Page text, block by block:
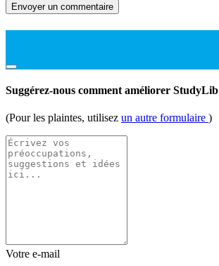
Envoyer un commentaire
Suggérez-nous comment améliorer StudyLib
(Pour les plaintes, utilisez un autre formulaire )
Votre e-mail